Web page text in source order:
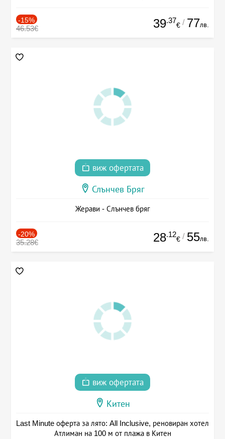
-15%
46.53€ 39.37
€ / 77лв.
виж офертата
Слънчев Бряг
Жерави - Слънчев бряг
-20%
35.28€ 28.12
€ / 55лв.
виж офертата
Китен
Last Minute оферта за лято: All Inclusive, реновиран хотел
Атлиман на 100 м от плажа в Китен